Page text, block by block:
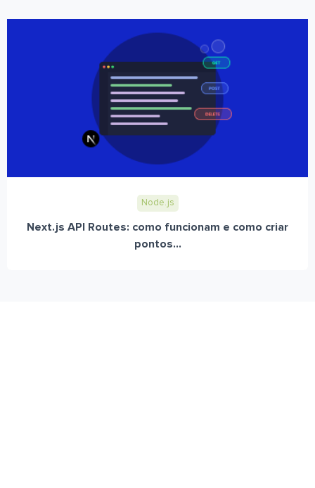
Node.js
Next.js API Routes: como funcionam e como criar
pontos...